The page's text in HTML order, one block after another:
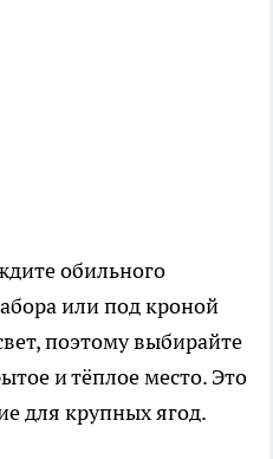
обильного
или под кроной
поэтому выбирайте
и тёплое место. Это
для крупных ягод.